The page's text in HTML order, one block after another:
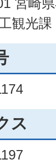
宮崎
観光課
ス